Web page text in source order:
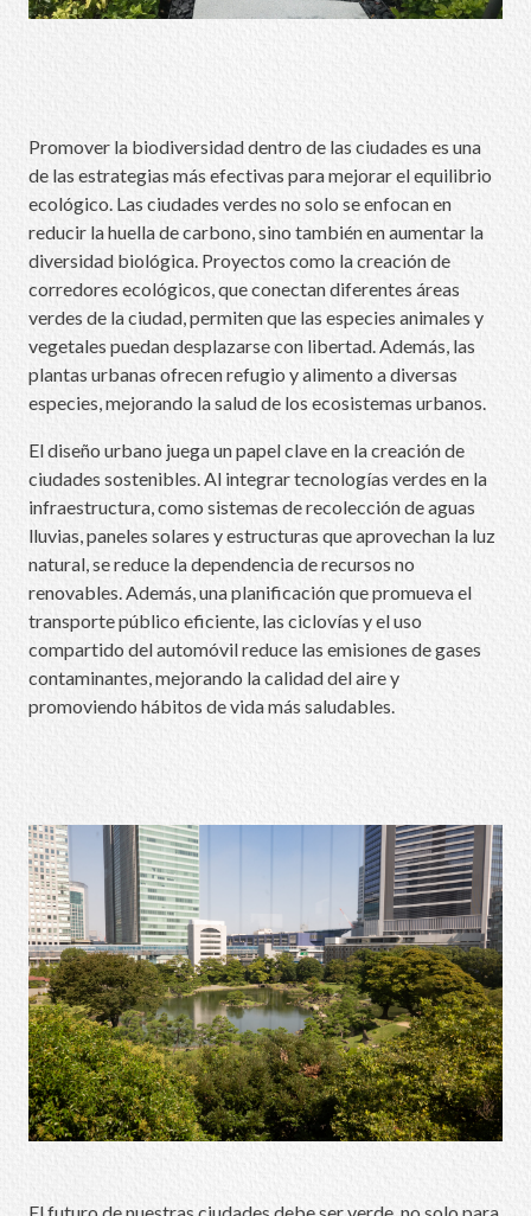
Promover la biodiversidad dentro de las ciudades es una
de las estrategias más efectivas para mejorar el equilibrio
ecológico. Las ciudades verdes no solo se enfocan en
reducir la huella de carbono, sino también en aumentar la
diversidad biológica. Proyectos como la creación de
corredores ecológicos, que conectan diferentes áreas
verdes de la ciudad, permiten que las especies animales y
vegetales puedan desplazarse con libertad. Además, las
plantas urbanas ofrecen refugio y alimento a diversas
especies, mejorando la salud de los ecosistemas urbanos.
El diseño urbano juega un papel clave en la creación de
ciudades sostenibles. Al integrar tecnologías verdes en la
infraestructura, como sistemas de recolección de aguas
lluvias, paneles solares y estructuras que aprovechan la luz
natural, se reduce la dependencia de recursos no
renovables. Además, una planificación que promueva el
transporte público eficiente, las ciclovías y el uso
compartido del automóvil reduce las emisiones de gases
contaminantes, mejorando la calidad del aire y
promoviendo hábitos de vida más saludables.
El futuro de nuestras ciudades debe ser verde, no solo para